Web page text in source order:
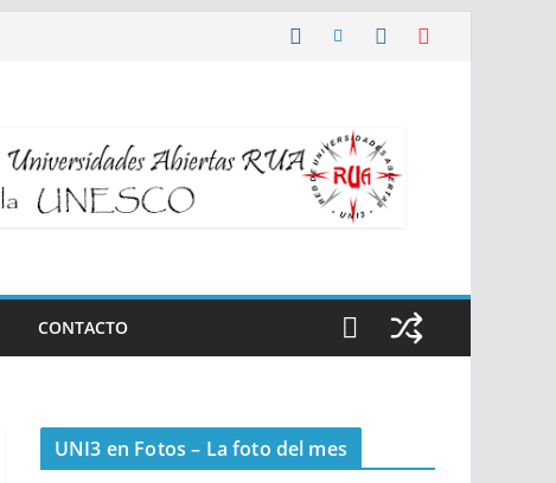
CONTACTO
UNI3 en Fotos – La foto del mes